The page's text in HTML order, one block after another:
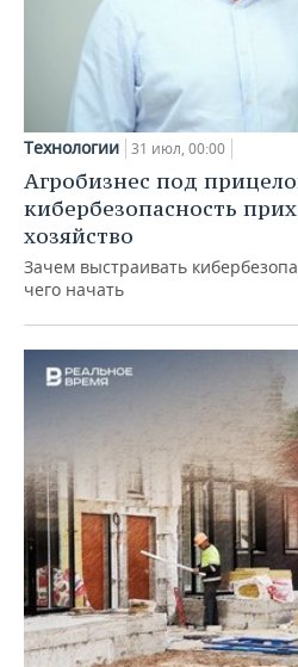
Технологии 31 июл, 00:00
Агробизнес под
кибербезопасность
хозяйство
Зачем выстраивать
чего начать